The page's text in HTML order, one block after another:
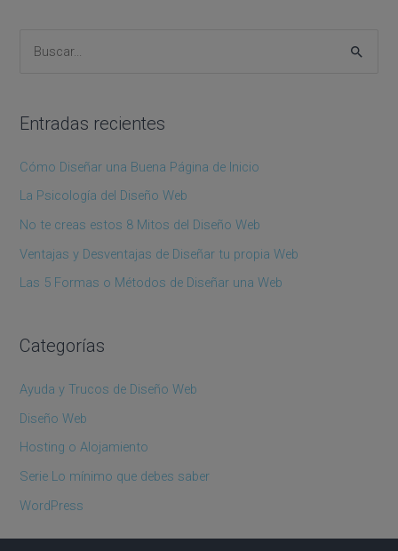
c
a
r
:
Entradas recientes
Cómo Diseñar una Buena Página de Inicio
La Psicología del Diseño Web
No te creas estos 8 Mitos del Diseño Web
Ventajas y Desventajas de Diseñar tu propia Web
Las 5 Formas o Métodos de Diseñar una Web
Categorías
Ayuda y Trucos de Diseño Web
Diseño Web
Hosting o Alojamiento
Serie Lo mínimo que debes saber
WordPress